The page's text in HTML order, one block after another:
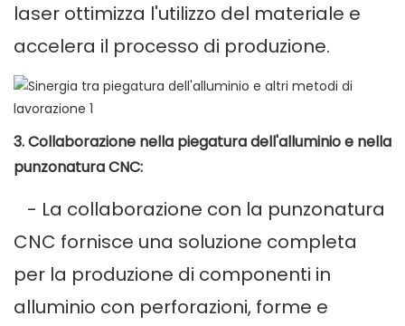
laser ottimizza l'utilizzo del materiale e
accelera il processo di produzione.
3. Collaborazione nella piegatura dell'alluminio e nella
punzonatura CNC:
- La collaborazione con la punzonatura
CNC fornisce una soluzione completa
per la produzione di componenti in
alluminio con perforazioni, forme e